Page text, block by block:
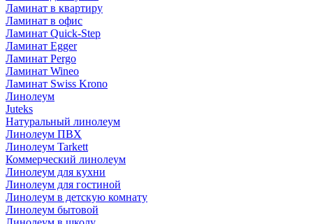
Ламинат в квартиру
Ламинат в офис
Ламинат Quick-Step
Ламинат Egger
Ламинат Pergo
Ламинат Wineo
Ламинат Swiss Krono
Линолеум
Juteks
Натуральный линолеум
Линолеум ПВХ
Линолеум Tarkett
Коммерческий линолеум
Линолеум для кухни
Линолеум для гостиной
Линолеум в детскую комнату
Линолеум бытовой